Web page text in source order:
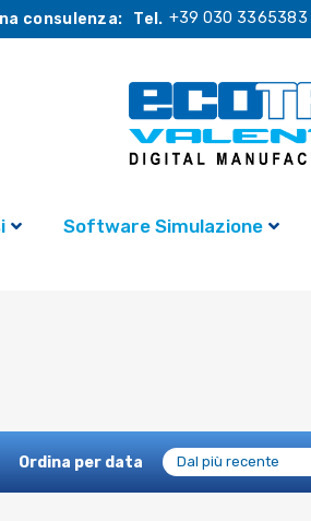
consulenza: Tel. +39 030 3365383
Software Simulazione
Ordina per data Dal più recente